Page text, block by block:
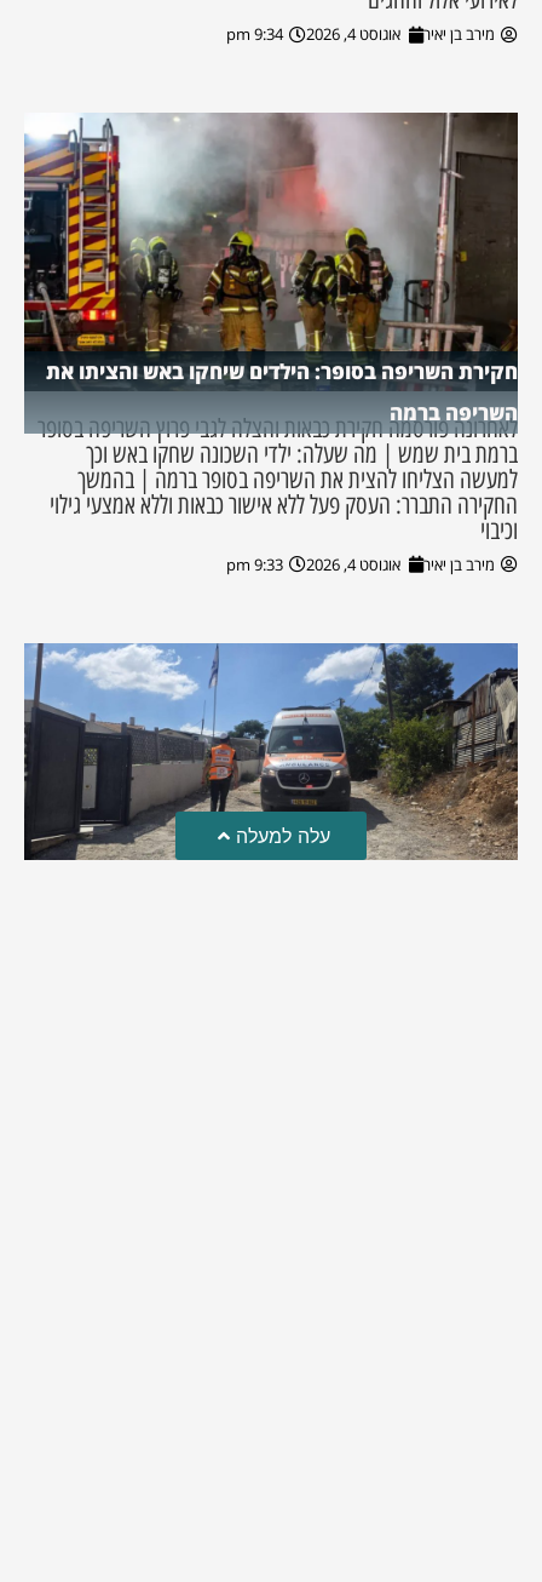
מירב בן יאיר אוגוסט 4, 2026 9:34 pm
חקירת השריפה בסופר: הילדים שיחקו באש והציתו את
השריפה ברמה
לאחרונה פורסמה חקירת כבאות והצלה לגבי פרוץ השריפה בסופר
ברמת בית שמש | מה שעלה: ילדי השכונה שחקו באש וכך
למעשה הצליחו להצית את השריפה בסופר ברמה | בהמשך
החקירה התברר: העסק פעל ללא אישור כבאות וללא אמצעי גילוי
וכיבוי
מירב בן יאיר אוגוסט 4, 2026 9:33 pm
עלה למעלה